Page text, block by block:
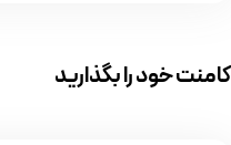
کامنت خود را بگذارید